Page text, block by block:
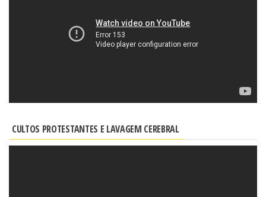
CULTOS PROTESTANTES E LAVAGEM CEREBRAL